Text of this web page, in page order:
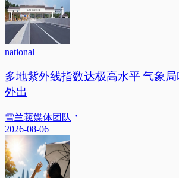
national
多地紫外线指数达极高水平 气象
外出
雪兰莪媒体团队
2026-08-06